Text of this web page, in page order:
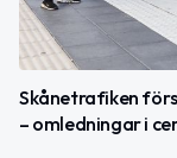
Skånetrafiken
– omledningar i